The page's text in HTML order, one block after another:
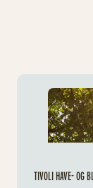
TIVOLI HAVE- OG